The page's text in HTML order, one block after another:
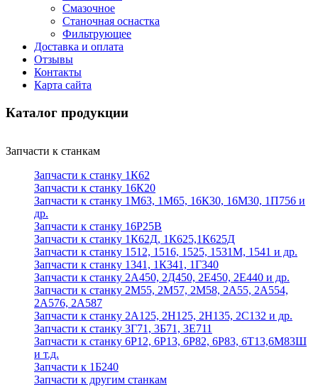
Смазочное
Станочная оснастка
Фильтрующее
Доставка и оплата
Отзывы
Контакты
Карта сайта
Каталог продукции
Запчасти к станкам
Запчасти к станку 1К62
Запчасти к станку 16К20
Запчасти к станку 1М63, 1М65, 16К30, 16М30, 1П756 и
др.
Запчасти к станку 16Р25В
Запчасти к станку 1К62Д, 1К625,1К625Д
Запчасти к станку 1512, 1516, 1525, 1531М, 1541 и др.
Запчасти к станку 1341, 1К341, 1Г340
Запчасти к станку 2А450, 2Д450, 2Е450, 2Е440 и др.
Запчасти к станку 2М55, 2М57, 2М58, 2А55, 2А554,
2А576, 2А587
Запчасти к станку 2А125, 2Н125, 2Н135, 2С132 и др.
Запчасти к станку 3Г71, 3Б71, 3Е711
Запчасти к станку 6Р12, 6Р13, 6Р82, 6Р83, 6Т13,6М83Ш
и т.д.
Запчасти к 1Б240
Запчасти к другим станкам